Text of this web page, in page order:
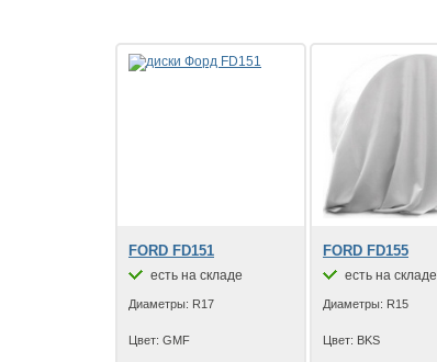
FORD FD151
есть на складе
Диаметры: R17
Цвет: GMF
FORD FD155
есть на складе
Диаметры: R15
Цвет: BKS